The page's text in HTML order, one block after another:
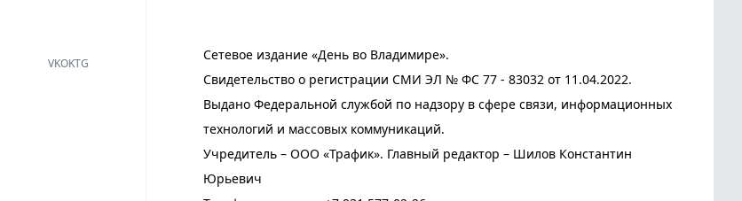
Сетевое издание «День во Владимире».
Свидетельство о регистрации СМИ ЭЛ № ФС 77 - 83032 от 11.04.2022.
Выдано Федеральной службой по надзору в сфере связи, информационных
технологий и массовых коммуникаций.
Учредитель – ООО «Трафик». Главный редактор – Шилов Константин
Юрьевич
VKOKTG